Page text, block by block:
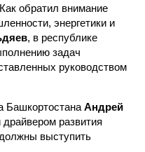
обратил внимание
энергетики и
, в республике
задач
руководством
Башкортостана Андрей
развития
выступить